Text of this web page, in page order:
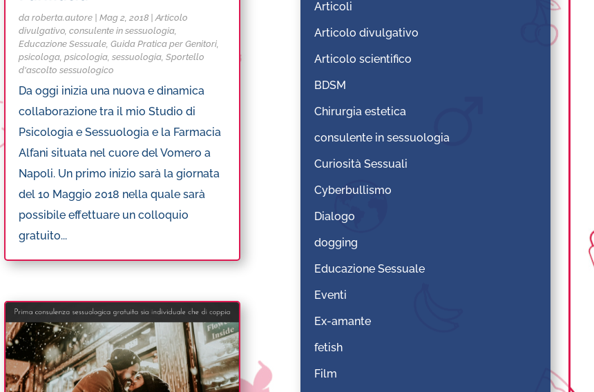
da roberta.autore| Mag 2, 2018| Articolo
divulgativo, consulente in sessuologia,
Educazione Sessuale, Guida Pratica per Genitori,
psicologa, psicologia, sessuologia, Sportello
d'ascolto sessuologico
Da oggi inizia una nuova e dinamica
collaborazione tra il mio Studio di
Psicologia e Sessuologia e la Farmacia
Alfani situata nel cuore del Vomero a
Napoli. Un primo inizio sarà la giornata
del 10 Maggio 2018 nella quale sarà
possibile effettuare un colloquio
gratuito...
Articoli
Articolo divulgativo
Articolo scientifico
BDSM
Chirurgia estetica
consulente in sessuologia
Curiosità Sessuali
Cyberbullismo
Dialogo
dogging
Educazione Sessuale
Eventi
Ex-amante
fetish
Film